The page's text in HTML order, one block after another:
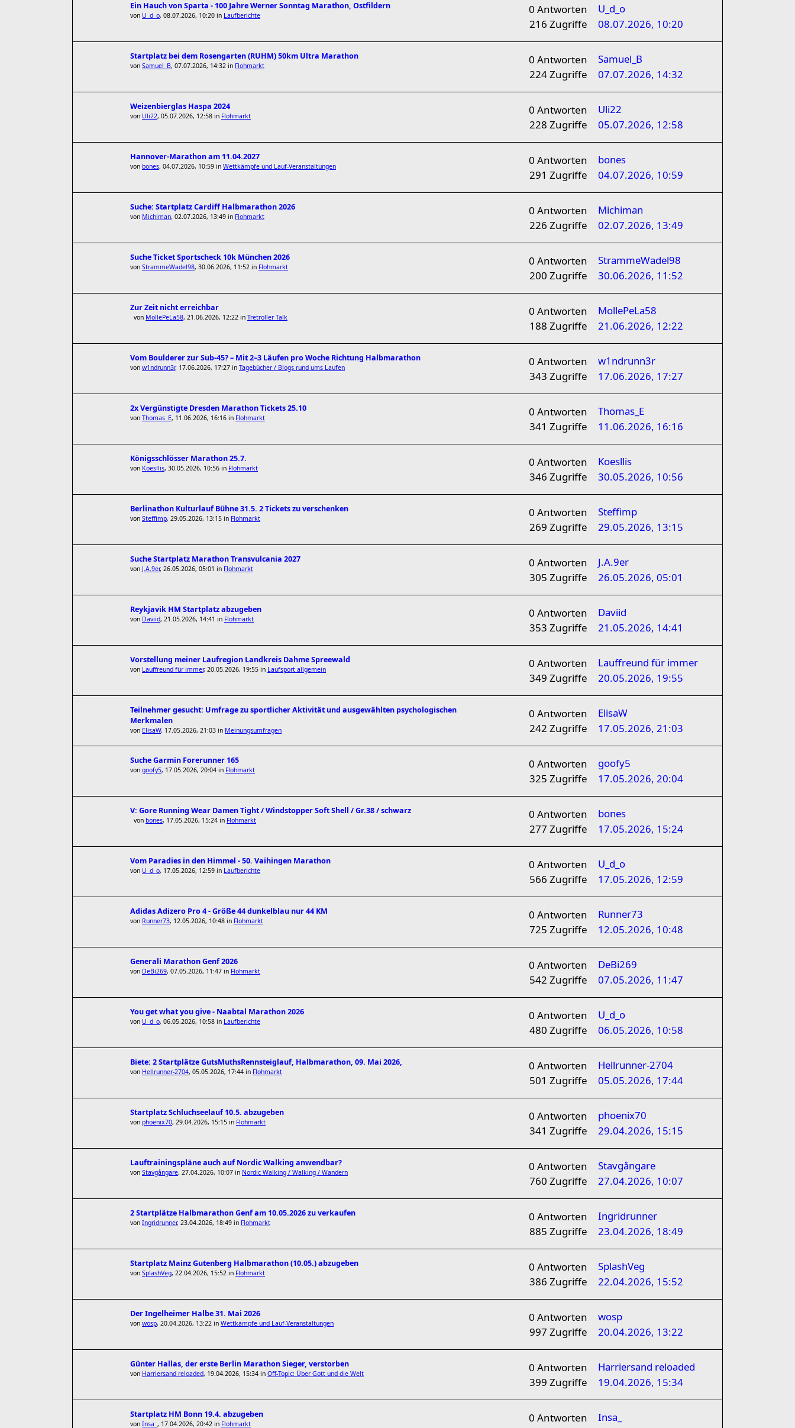
Ein Hauch von Sparta - 100 Jahre Werner Sonntag Marathon, Ostfildern
von U_d_o, 08.07.2026, 10:20 in Laufberichte 0Antworten
216Zugriffe
U_d_o
08.07.2026, 10:20
Startplatz bei dem Rosengarten (RUHM) 50km Ultra Marathon
von Samuel_B, 07.07.2026, 14:32 in Flohmarkt 0Antworten
224Zugriffe
Samuel_B
07.07.2026, 14:32
Weizenbierglas Haspa 2024
von Uli22, 05.07.2026, 12:58 in Flohmarkt 0Antworten
228Zugriffe
Uli22
05.07.2026, 12:58
Hannover-Marathon am 11.04.2027
von bones, 04.07.2026, 10:59 in Wettkämpfe und Lauf-Veranstaltungen 0Antworten
291Zugriffe
bones
04.07.2026, 10:59
Suche: Startplatz Cardiff Halbmarathon 2026
von Michiman, 02.07.2026, 13:49 in Flohmarkt 0Antworten
226Zugriffe
Michiman
02.07.2026, 13:49
Suche Ticket Sportscheck 10k München 2026
von StrammeWadel98, 30.06.2026, 11:52 in Flohmarkt 0Antworten
200Zugriffe
StrammeWadel98
30.06.2026, 11:52
Zur Zeit nicht erreichbar
von MollePeLa58, 21.06.2026, 12:22 in Tretroller Talk 0Antworten
188Zugriffe
MollePeLa58
21.06.2026, 12:22
Vom Boulderer zur Sub-45? – Mit 2–3 Läufen pro Woche Richtung Halbmarathon
von w1ndrunn3r, 17.06.2026, 17:27 in Tagebücher / Blogs rund ums Laufen 0Antworten
343Zugriffe
w1ndrunn3r
17.06.2026, 17:27
2x Vergünstigte Dresden Marathon Tickets 25.10
von Thomas_E, 11.06.2026, 16:16 in Flohmarkt 0Antworten
341Zugriffe
Thomas_E
11.06.2026, 16:16
Königsschlösser Marathon 25.7.
von Koesllis, 30.05.2026, 10:56 in Flohmarkt 0Antworten
346Zugriffe
Koesllis
30.05.2026, 10:56
Berlinathon Kulturlauf Bühne 31.5. 2 Tickets zu verschenken
von Steffimp, 29.05.2026, 13:15 in Flohmarkt 0Antworten
269Zugriffe
Steffimp
29.05.2026, 13:15
Suche Startplatz Marathon Transvulcania 2027
von J.A.9er, 26.05.2026, 05:01 in Flohmarkt 0Antworten
305Zugriffe
J.A.9er
26.05.2026, 05:01
Reykjavik HM Startplatz abzugeben
von Daviid, 21.05.2026, 14:41 in Flohmarkt 0Antworten
353Zugriffe
Daviid
21.05.2026, 14:41
Vorstellung meiner Laufregion Landkreis Dahme Spreewald
von Lauffreund für immer, 20.05.2026, 19:55 in Laufsport allgemein 0Antworten
349Zugriffe
Lauffreund für immer
20.05.2026, 19:55
Teilnehmer gesucht: Umfrage zu sportlicher Aktivität und ausgewählten psychologischen
Merkmalen
von ElisaW, 17.05.2026, 21:03 in Meinungsumfragen
0Antworten
242Zugriffe
ElisaW
17.05.2026, 21:03
Suche Garmin Forerunner 165
von goofy5, 17.05.2026, 20:04 in Flohmarkt 0Antworten
325Zugriffe
goofy5
17.05.2026, 20:04
V: Gore Running Wear Damen Tight / Windstopper Soft Shell / Gr.38 / schwarz
von bones, 17.05.2026, 15:24 in Flohmarkt 0Antworten
277Zugriffe
bones
17.05.2026, 15:24
Vom Paradies in den Himmel - 50. Vaihingen Marathon
von U_d_o, 17.05.2026, 12:59 in Laufberichte 0Antworten
566Zugriffe
U_d_o
17.05.2026, 12:59
Adidas Adizero Pro 4 - Größe 44 dunkelblau nur 44 KM
von Runner73, 12.05.2026, 10:48 in Flohmarkt 0Antworten
725Zugriffe
Runner73
12.05.2026, 10:48
Generali Marathon Genf 2026
von DeBi269, 07.05.2026, 11:47 in Flohmarkt 0Antworten
542Zugriffe
DeBi269
07.05.2026, 11:47
You get what you give - Naabtal Marathon 2026
von U_d_o, 06.05.2026, 10:58 in Laufberichte 0Antworten
480Zugriffe
U_d_o
06.05.2026, 10:58
Biete: 2 Startplätze GutsMuthsRennsteiglauf, Halbmarathon, 09. Mai 2026,
von Hellrunner-2704, 05.05.2026, 17:44 in Flohmarkt 0Antworten
501Zugriffe
Hellrunner-2704
05.05.2026, 17:44
Startplatz Schluchseelauf 10.5. abzugeben
von phoenix70, 29.04.2026, 15:15 in Flohmarkt 0Antworten
341Zugriffe
phoenix70
29.04.2026, 15:15
Lauftrainingspläne auch auf Nordic Walking anwendbar?
von Stavgångare, 27.04.2026, 10:07 in Nordic Walking / Walking / Wandern 0Antworten
760Zugriffe
Stavgångare
27.04.2026, 10:07
2 Startplätze Halbmarathon Genf am 10.05.2026 zu verkaufen
von Ingridrunner, 23.04.2026, 18:49 in Flohmarkt 0Antworten
885Zugriffe
Ingridrunner
23.04.2026, 18:49
Startplatz Mainz Gutenberg Halbmarathon (10.05.) abzugeben
von SplashVeg, 22.04.2026, 15:52 in Flohmarkt 0Antworten
386Zugriffe
SplashVeg
22.04.2026, 15:52
Der Ingelheimer Halbe 31. Mai 2026
von wosp, 20.04.2026, 13:22 in Wettkämpfe und Lauf-Veranstaltungen 0Antworten
997Zugriffe
wosp
20.04.2026, 13:22
Günter Hallas, der erste Berlin Marathon Sieger, verstorben
von Harriersand reloaded, 19.04.2026, 15:34 in Off-Topic: Über Gott und die Welt 0Antworten
399Zugriffe
Harriersand reloaded
19.04.2026, 15:34
Startplatz HM Bonn 19.4. abzugeben
von Insa_ , 17.04.2026, 20:42 in Flohmarkt 0Antworten
Insa_